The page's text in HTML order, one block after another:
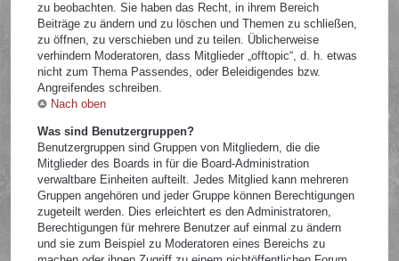
zu beobachten. Sie haben das Recht, in ihrem Bereich
Beiträge zu ändern und zu löschen und Themen zu schließen,
zu öffnen, zu verschieben und zu teilen. Üblicherweise
verhindern Moderatoren, dass Mitglieder „offtopic“, d. h. etwas
nicht zum Thema Passendes, oder Beleidigendes bzw.
Angreifendes schreiben.
Nach oben
Was sind Benutzergruppen?
Benutzergruppen sind Gruppen von Mitgliedern, die die
Mitglieder des Boards in für die Board-Administration
verwaltbare Einheiten aufteilt. Jedes Mitglied kann mehreren
Gruppen angehören und jeder Gruppe können Berechtigungen
zugeteilt werden. Dies erleichtert es den Administratoren,
Berechtigungen für mehrere Benutzer auf einmal zu ändern
und sie zum Beispiel zu Moderatoren eines Bereichs zu